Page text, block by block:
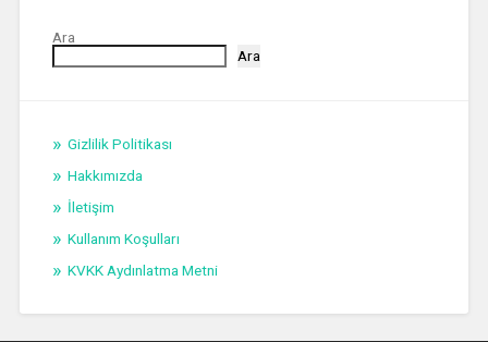
Ara
Ara
Gizlilik Politikası
Hakkımızda
İletişim
Kullanım Koşulları
KVKK Aydınlatma Metni